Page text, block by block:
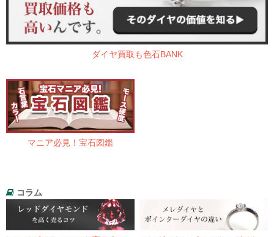
ダイヤ買取も色石BANK
マニア必見！宝石図鑑
コラム